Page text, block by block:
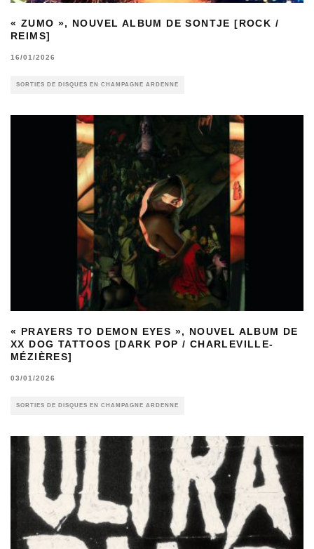
« ZUMO », NOUVEL ALBUM DE SONTJE [ROCK /
REIMS]
16/01/2026
SORTIES DE DISQUES EN CHAMPAGNE ARDENNE
« PRAYERS TO DEMON EYES », NOUVEL ALBUM DE
XX DOG TATTOOS [DARK POP / CHARLEVILLE-
MÉZIÈRES]
03/01/2026
SORTIES DE DISQUES EN CHAMPAGNE ARDENNE